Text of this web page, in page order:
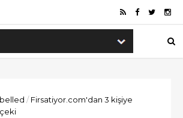
/ Firsatiyor.com'dan 3 kişiye